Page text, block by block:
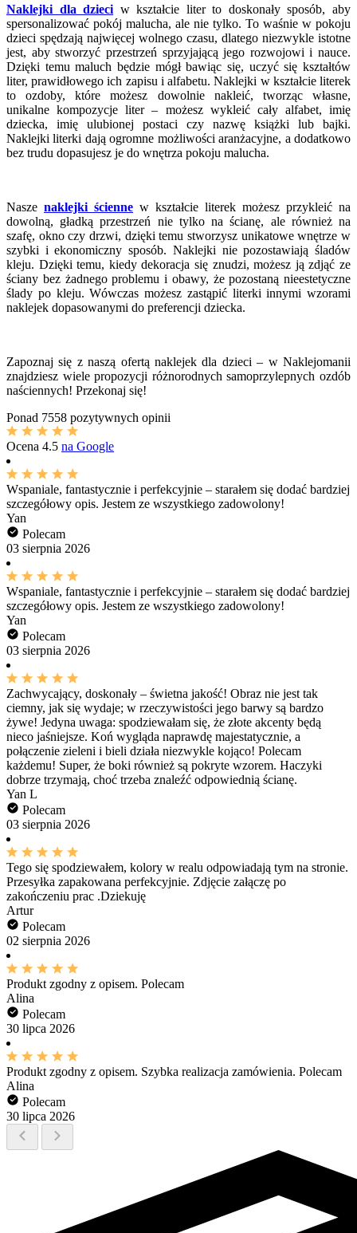
Naklejki dla dzieci w kształcie liter to doskonały sposób, aby
spersonalizować pokój malucha, ale nie tylko. To waśnie w pokoju
dzieci spędzają najwięcej wolnego czasu, dlatego niezwykle istotne
jest, aby stworzyć przestrzeń sprzyjającą jego rozwojowi i nauce.
Dzięki temu maluch będzie mógł bawiąc się, uczyć się kształtów
liter, prawidłowego ich zapisu i alfabetu. Naklejki w kształcie literek
to ozdoby, które możesz dowolnie nakleić, tworząc własne,
unikalne kompozycje liter – możesz wykleić cały alfabet, imię
dziecka, imię ulubionej postaci czy nazwę książki lub bajki.
Naklejki literki dają ogromne możliwości aranżacyjne, a dodatkowo
bez trudu dopasujesz je do wnętrza pokoju malucha.
Nasze naklejki ścienne w kształcie literek możesz przykleić na
dowolną, gładką przestrzeń nie tylko na ścianę, ale również na
szafę, okno czy drzwi, dzięki temu stworzysz unikatowe wnętrze w
szybki i ekonomiczny sposób. Naklejki nie pozostawiają śladów
kleju. Dzięki temu, kiedy dekoracja się znudzi, możesz ją zdjąć ze
ściany bez żadnego problemu i obawy, że pozostaną nieestetyczne
ślady po kleju. Wówczas możesz zastąpić literki innymi wzorami
naklejek dopasowanymi do preferencji dziecka.
Zapoznaj się z naszą ofertą naklejek dla dzieci – w Naklejomanii
znajdziesz wiele propozycji różnorodnych samoprzylepnych ozdób
naściennych! Przekonaj się!
Ponad 7558 pozytywnych opinii
Ocena 4.5 na Google
Wspaniale, fantastycznie i perfekcyjnie – starałem się dodać bardziej
szczegółowy opis. Jestem ze wszystkiego zadowolony!
Yan
Polecam
03 sierpnia 2026
Wspaniale, fantastycznie i perfekcyjnie – starałem się dodać bardziej
szczegółowy opis. Jestem ze wszystkiego zadowolony!
Yan
Polecam
03 sierpnia 2026
Zachwycający, doskonały – świetna jakość! Obraz nie jest tak
ciemny, jak się wydaje; w rzeczywistości jego barwy są bardzo
żywe! Jedyna uwaga: spodziewałam się, że złote akcenty będą
nieco jaśniejsze. Koń wygląda naprawdę majestatycznie, a
połączenie zieleni i bieli działa niezwykle kojąco! Polecam
każdemu! Super, że boki również są pokryte wzorem. Haczyki
dobrze trzymają, choć trzeba znaleźć odpowiednią ścianę.
Yan L
Polecam
03 sierpnia 2026
Tego się spodziewałem, kolory w realu odpowiadają tym na stronie.
Przesyłka zapakowana perfekcyjnie. Zdjęcie załączę po
zakończeniu prac .Dziekuję
Artur
Polecam
02 sierpnia 2026
Produkt zgodny z opisem. Polecam
Alina
Polecam
30 lipca 2026
Produkt zgodny z opisem. Szybka realizacja zamówienia. Polecam
Alina
Polecam
30 lipca 2026